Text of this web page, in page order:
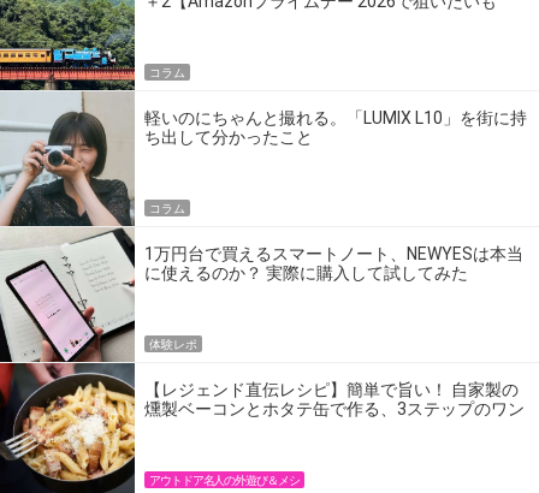
コラム
軽いのにちゃんと撮れる。「LUMIX L10」を街に持
ち出して分かったこと
コラム
1万円台で買えるスマートノート、NEWYESは本当
に使えるのか？ 実際に購入して試してみた
体験レポ
【レジェンド直伝レシピ】簡単で旨い！ 自家製の
燻製ベーコンとホタテ缶で作る、3ステップのワン
アウトドア名人の外遊び＆メシ